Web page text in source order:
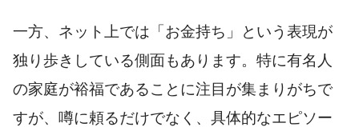
一方、ネット上では「お金持ち」という表現が
独り歩きしている側面もあります。特に有名人
の家庭が裕福であることに注目が集まりがちで
すが、噂に頼るだけでなく、具体的なエピソー